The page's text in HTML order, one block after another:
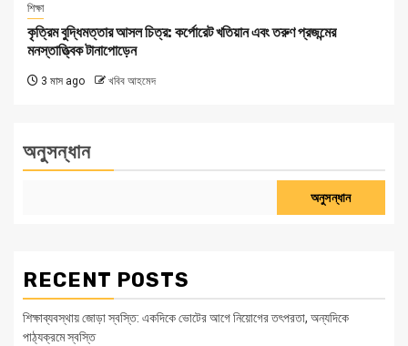
শিক্ষা
কৃত্রিম বুদ্ধিমত্তার আসল চিত্র: কর্পোরেট খতিয়ান এবং তরুণ প্রজন্মের
মনস্তাত্ত্বিক টানাপোড়েন
3 মাস ago খবিব আহমেদ
অনুসন্ধান
অনুসন্ধান
RECENT POSTS
শিক্ষাব্যবস্থায় জোড়া স্বস্তি: একদিকে ভোটের আগে নিয়োগের তৎপরতা, অন্যদিকে
পাঠ্যক্রমে স্বস্তি